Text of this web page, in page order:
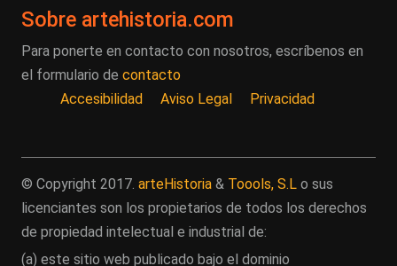
Sobre artehistoria.com
Para ponerte en contacto con nosotros, escríbenos en
el formulario de contacto
Accesibilidad
Aviso Legal Privacidad
© Copyright 2017. arteHistoria & Toools, S.L o sus
licenciantes son los propietarios de todos los derechos
de propiedad intelectual e industrial de:
(a) este sitio web publicado bajo el dominio